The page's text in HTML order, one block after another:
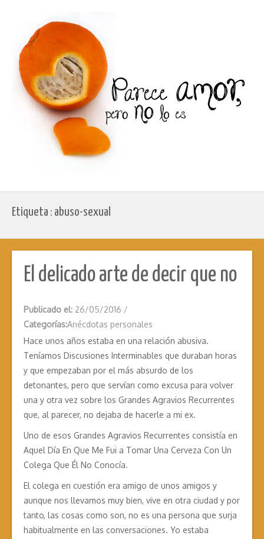
Etiqueta : abuso-sexual
El delicado arte de decir que no
Publicado el: 26/05/2016 /
Categorías:Anécdotas personales
Hace unos años estaba en una relación abusiva.
Teníamos Discusiones Interminables que duraban horas
y que empezaban por el más absurdo de los
detonantes, pero que servían como excusa para volver
una y otra vez sobre los Grandes Agravios Recurrentes
que, al parecer, no dejaba de hacerle a mi ex.
Uno de esos Grandes Agravios Recurrentes consistía en
Aquel Día En Que Me Fui a Tomar Una Cerveza Con Un
Colega Que Él No Conocía.
El colega en cuestión era amigo de unos amigos y
aunque nos llevamos muy bien, vive en otra ciudad y por
tanto, las cosas como son, no es una persona que surja
habitualmente en las conversaciones. Yo estaba